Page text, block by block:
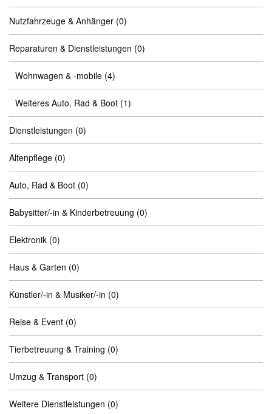
Nutzfahrzeuge & Anhänger (0)
Reparaturen & Dienstleistungen (0)
Wohnwagen & -mobile (4)
Weiteres Auto, Rad & Boot (1)
Dienstleistungen (0)
Altenpflege (0)
Auto, Rad & Boot (0)
Babysitter/-in & Kinderbetreuung (0)
Elektronik (0)
Haus & Garten (0)
Künstler/-in & Musiker/-in (0)
Reise & Event (0)
Tierbetreuung & Training (0)
Umzug & Transport (0)
Weitere Dienstleistungen (0)